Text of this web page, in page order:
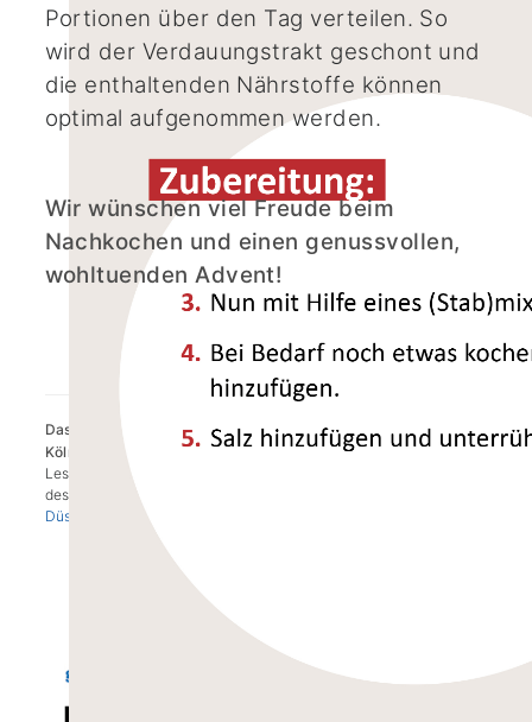
Portionen über den Tag verteilen. So
wird der Verdauungstrakt geschont und
die enthaltenden Nährstoffe können
optimal aufgenommen werden.
Wir wünschen viel Freude beim
Nachkochen und einen genussvollen,
wohltuenden Advent!
Das Bonn ist Teil des Krebszentrums
Aachen Bonn
Köln Düsseldorf.
Lesen Sie mehr darüber auf der gemeinsamen Webseite
des
Centrums für Integrierte Onkologie Aachen Bonn Köln
Düsseldorf